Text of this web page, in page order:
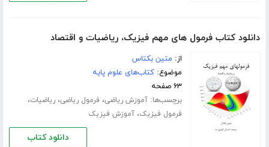
دانلود کتاب فرمول های مهم فیزیک، ریاضیات و اقتصاد
از: متین بکتاس
موضوع:کتاب‌های علوم پایه
۶۳ صفحه
برچسب‌ها:آموزش ریاضی، فرمول ریاضی،ریاضیات،
فرمول فیزیک،آموزش فیزیک
دانلود کتاب